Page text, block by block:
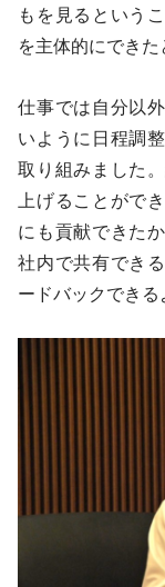
もを見るという
を主体的にできた
仕事では自分以
いように日程調
取り組みました
上げることがで
にも貢献できた
社内で共有でき
ードバックできる